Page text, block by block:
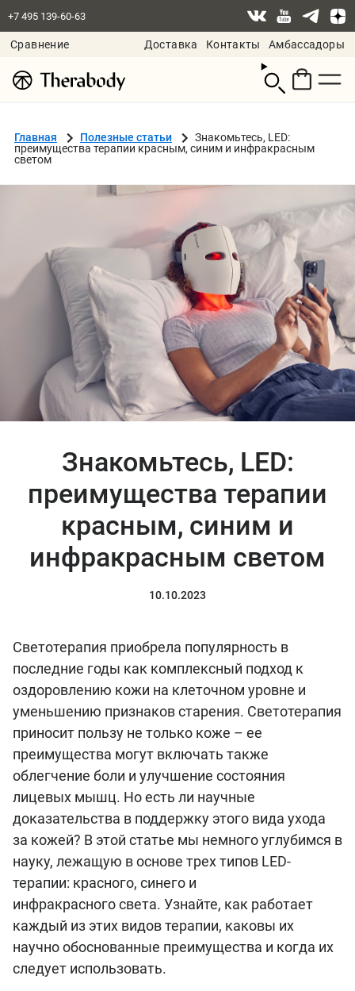
+7 495 139-60-63
Сравнение Доставка Контакты
Амбассадоры
Смотреть
корзину
Главная Полезные статьи
Знакомьтесь, LED:
преимущества терапии красным, синим и инфракрасным
светом
Знакомьтесь, LED:
преимущества терапии
красным, синим и
инфракрасным светом
10.10.2023
Светотерапия приобрела популярность в
последние годы как комплексный подход к
оздоровлению кожи на клеточном уровне и
уменьшению признаков старения. Светотерапия
приносит пользу не только коже – ее
преимущества могут включать также
облегчение боли и улучшение состояния
лицевых мышц. Но есть ли научные
доказательства в поддержку этого вида ухода
за кожей? В этой статье мы немного углубимся в
науку, лежащую в основе трех типов LED-
терапии: красного, синего и
инфракрасного света. Узнайте, как работает
каждый из этих видов терапии, каковы их
научно обоснованные преимущества и когда их
следует использовать.